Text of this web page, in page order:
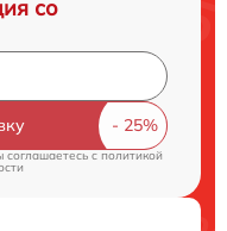
со
соглашаетесь c политикой